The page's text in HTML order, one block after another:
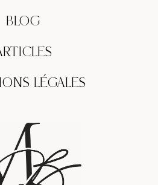
BLOG
LÉGALES